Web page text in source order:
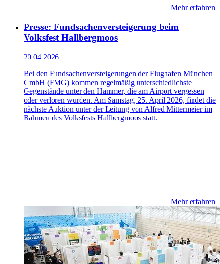
Mehr erfahren
Presse: Fundsachenversteigerung beim
Volksfest Hallbergmoos
20.04.2026
Bei den Fundsachenversteigerungen der Flughafen München
GmbH (FMG) kommen regelmäßig unterschiedlichste
Gegenstände unter den Hammer, die am Airport vergessen
oder verloren wurden. Am Samstag, 25. April 2026, findet die
nächste Auktion unter der Leitung von Alfred Mittermeier im
Rahmen des Volksfests Hallbergmoos statt.
Mehr erfahren